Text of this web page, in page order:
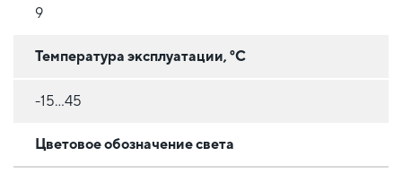
9
Температура эксплуатации, °C
-15...45
Цветовое обозначение света